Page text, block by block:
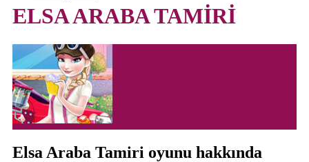
ELSA ARABA TAMİRİ
Elsa Araba Tamiri oyunu hakkında